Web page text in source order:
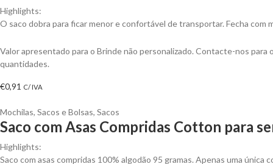
Highlights:
O saco dobra para ficar menor e confortável de transportar. Fecha com
Valor apresentado para o Brinde não personalizado. Contacte-nos
quantidades.
€0,91 C/ IVA
Mochilas, Sacos e Bolsas, Sacos
Saco com Asas Compridas Cotton para
Highlights:
Saco com asas compridas 100% algodão 95 gramas. Apenas uma única